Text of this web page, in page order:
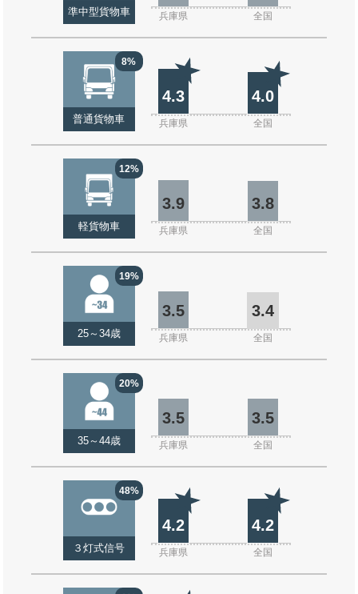
準中型貨物車 兵庫県 全国
8%
普通貨物車
4.3 4.0
兵庫県 全国
12%
軽貨物車
3.9 3.8
兵庫県 全国
19%
25～34歳
3.5 3.4
兵庫県 全国
20%
35～44歳
3.5 3.5
兵庫県 全国
48%
３灯式信号
4.2 4.2
兵庫県 全国